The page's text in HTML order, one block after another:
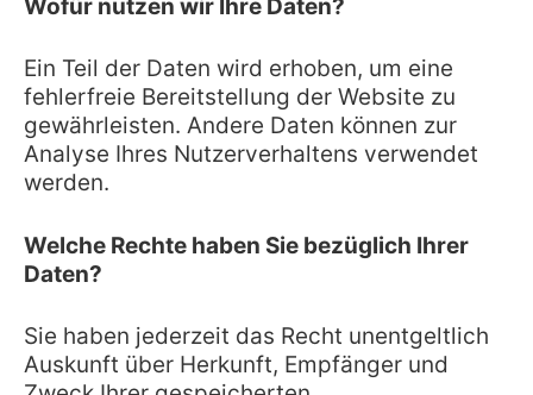
Wofür nutzen wir Ihre Daten?
Ein Teil der Daten wird erhoben, um eine
fehlerfreie Bereitstellung der Website zu
gewährleisten. Andere Daten können zur
Analyse Ihres Nutzerverhaltens verwendet
werden.
Welche Rechte haben Sie bezüglich Ihrer
Daten?
Sie haben jederzeit das Recht unentgeltlich
Auskunft über Herkunft, Empfänger und